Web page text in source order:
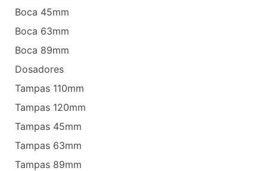
Boca 45mm
Boca 63mm
Boca 89mm
Dosadores
Tampas 110mm
Tampas 120mm
Tampas 45mm
Tampas 63mm
Tampas 89mm